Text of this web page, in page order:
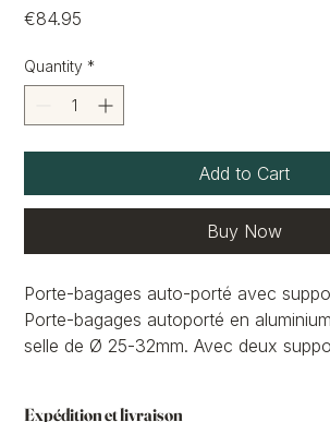
€84.95
Quantity *
Add to Cart
Buy Now
Porte-bagages auto-porté avec
Porte-bagages autoporté en
selle de Ø 25-32mm. Avec deux
Expédition et livraison